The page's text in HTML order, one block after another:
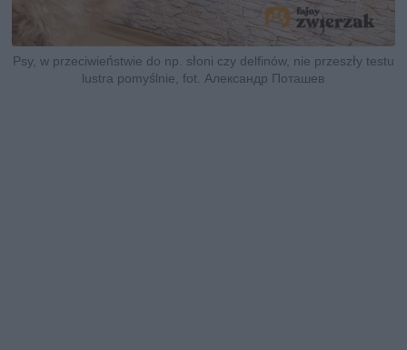
Psy, w przeciwieństwie do np. słoni czy delfinów, nie przeszły testu
lustra pomyślnie, fot. Александр Поташев